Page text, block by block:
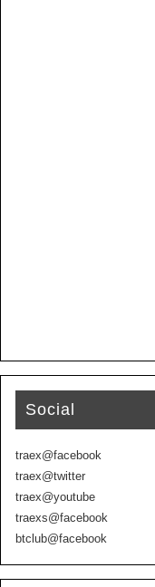
Social
traex@facebook
traex@twitter
traex@youtube
traexs@facebook
btclub@facebook